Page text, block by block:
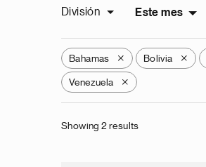
División Este mes
Bahamas X Bolivia X
Venezuela X
Showing 2 results